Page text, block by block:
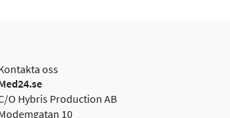
oss
O Hybris Production AB
10